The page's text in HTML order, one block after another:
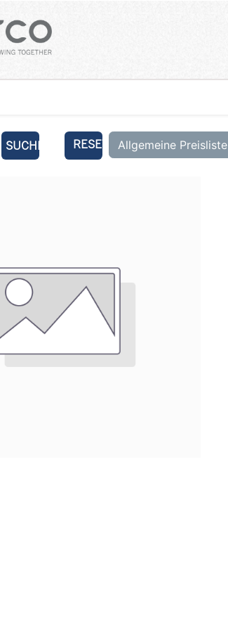
SUCHEN RESET Allgemeine Preisliste